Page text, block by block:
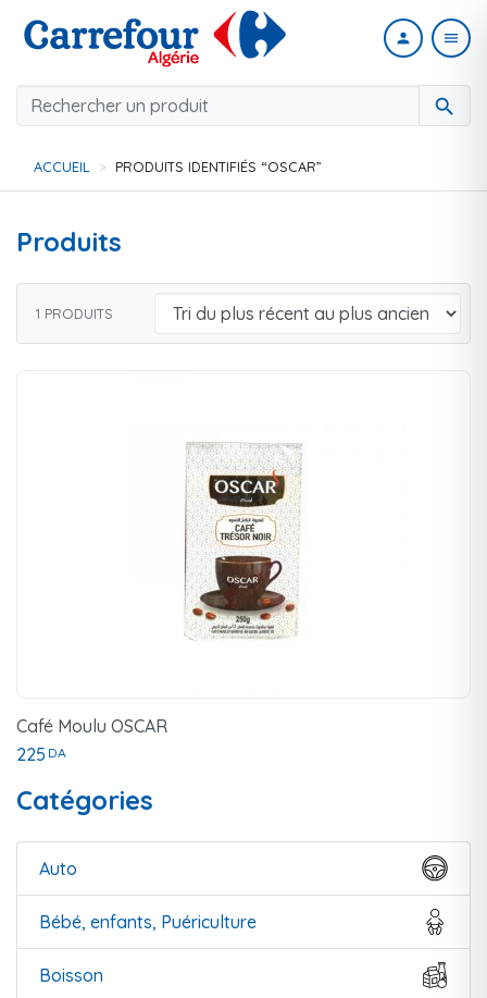
search
person menu
ACCUEIL PRODUITS IDENTIFIÉS “OSCAR”
Catégories
Auto
Bébé, enfants, Puériculture
Boisson
Produits
1 PRODUITS
Café Moulu OSCAR
225 DA